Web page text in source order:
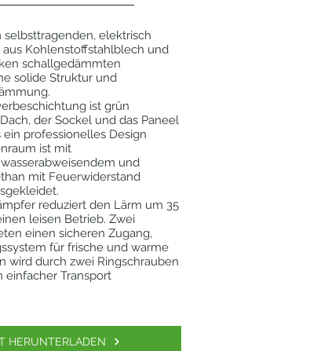
elektrisch
Kohlenstoffstahlblech und
schallgedämmten
solide Struktur und
ist grün
der Sockel und das Paneel
ein professionelles Design
ist mit
und
mit Feuerwiderstand
reduziert den Lärm um 35
leisen Betrieb. Zwei
einen sicheren Zugang,
für frische und warme
wird durch zwei Ringschrauben
einfacher Transport
HERUNTERLADEN